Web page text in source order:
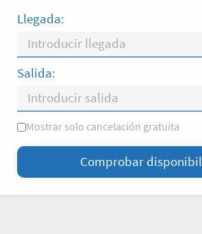
Llegada:
Salida:
L M X J V
—= Solo salida
Mostrar solo cancelación gratuita
Comprobar